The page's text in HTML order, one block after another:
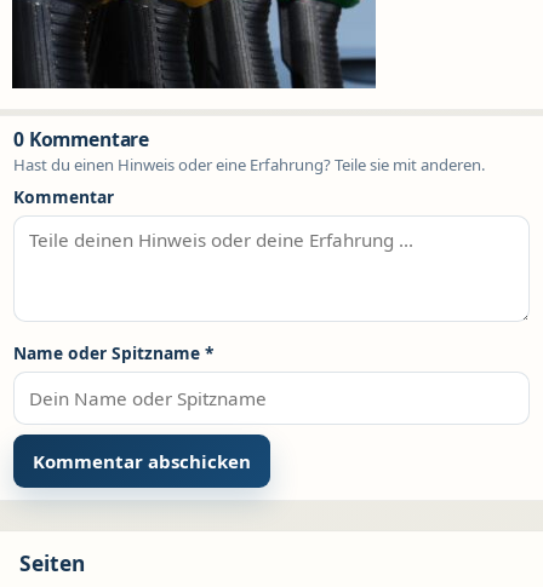
0 Kommentare
Hast du einen Hinweis oder eine Erfahrung? Teile sie mit anderen.
Kommentar
Name oder Spitzname *
Seiten